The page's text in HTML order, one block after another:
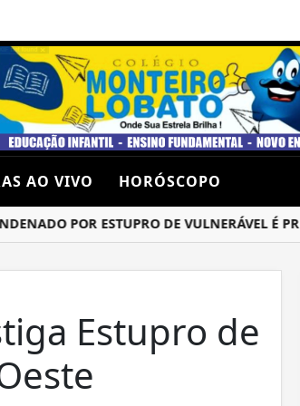
AO VIVO HORÓSCOPO
POR ESTUPRO DE VULNERÁVEL É
Estupro de